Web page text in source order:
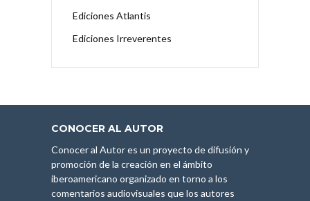
Ediciones Atlantis
Ediciones Irreverentes
CONOCER AL AUTOR
Conocer al Autor es un proyecto de difusión y
promoción de la creación en el ámbito
iberoamericano organizado en torno a los
comentarios audiovisuales que los autores